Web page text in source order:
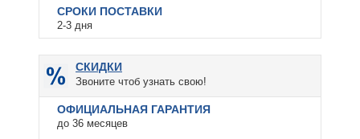
СРОКИ ПОСТАВКИ
2-3 дня
СКИДКИ
Звоните чтоб узнать свою!
ОФИЦИАЛЬНАЯ ГАРАНТИЯ
до 36 месяцев